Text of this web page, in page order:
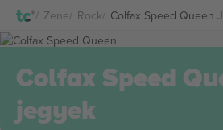
Zene Rock Colfax Speed Queen
Colfax Speed
jegyek